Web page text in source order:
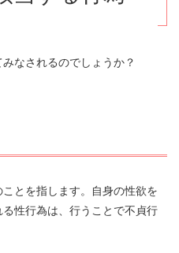
なされるのでしょうか？
とを指します。自身の性欲を
性行為は、行うことで不貞行